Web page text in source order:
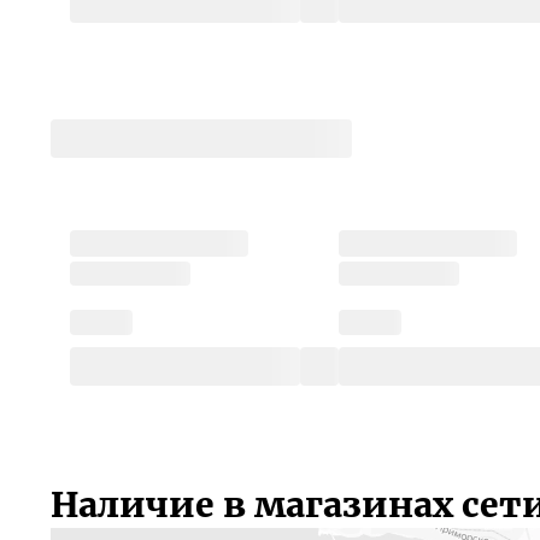
Наличие в магазинах